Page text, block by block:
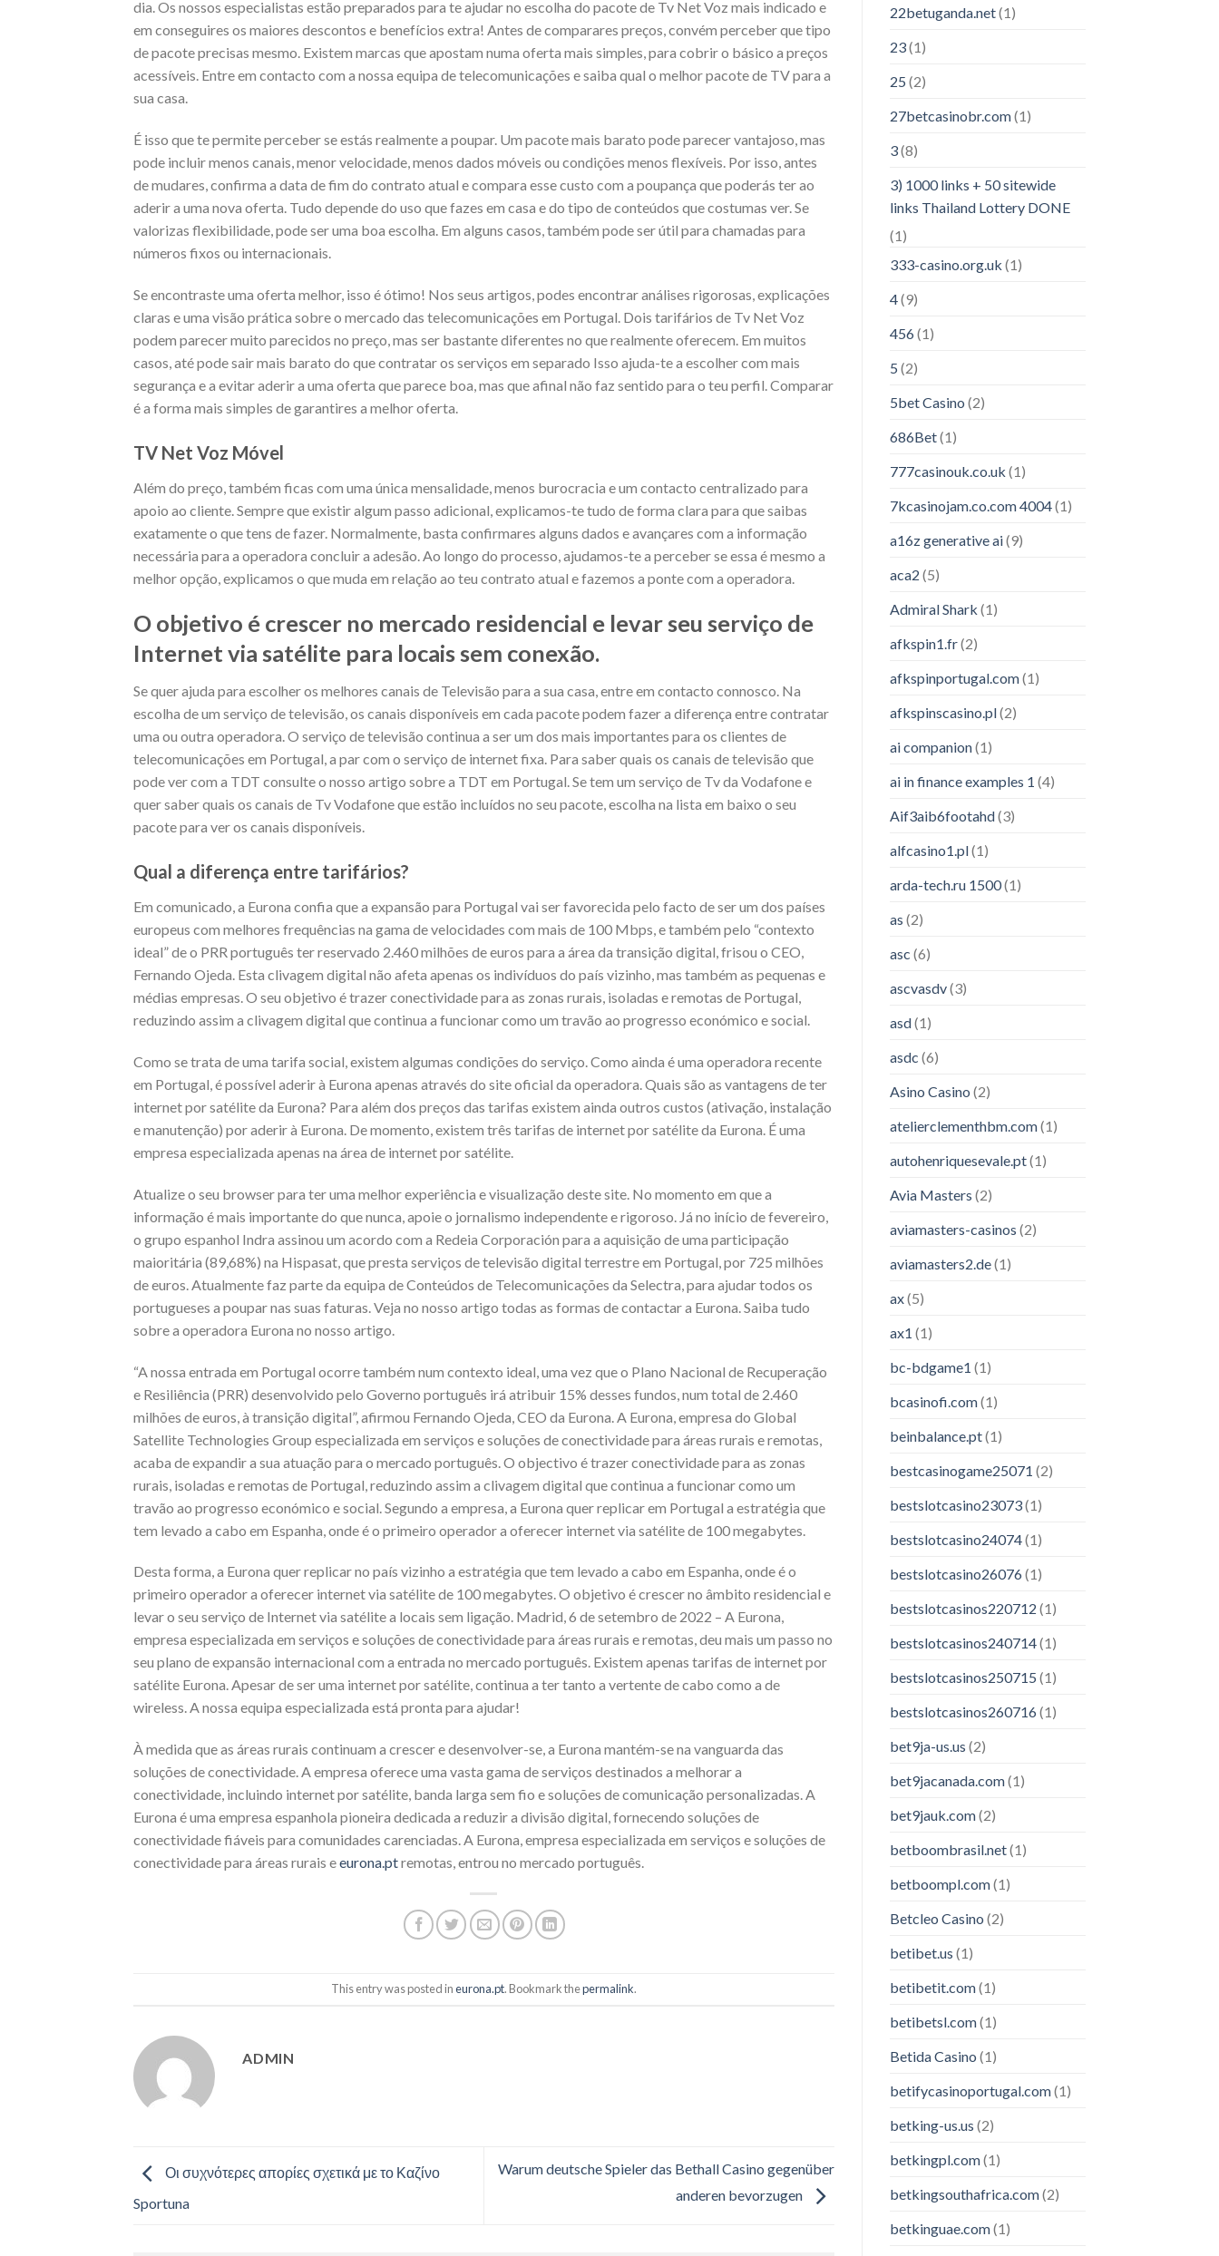
dia. Os nossos especialistas estão preparados para te ajudar no escolha do pacote de Tv Net Voz mais indicado e
em conseguires os maiores descontos e benefícios extra! Antes de comparares preços, convém perceber que tipo
de pacote precisas mesmo. Existem marcas que apostam numa oferta mais simples, para cobrir o básico a preços
acessíveis. Entre em contacto com a nossa equipa de telecomunicações e saiba qual o melhor pacote de TV para a
sua casa.
É isso que te permite perceber se estás realmente a poupar. Um pacote mais barato pode parecer vantajoso, mas
pode incluir menos canais, menor velocidade, menos dados móveis ou condições menos flexíveis. Por isso, antes
de mudares, confirma a data de fim do contrato atual e compara esse custo com a poupança que poderás ter ao
aderir a uma nova oferta. Tudo depende do uso que fazes em casa e do tipo de conteúdos que costumas ver. Se
valorizas flexibilidade, pode ser uma boa escolha. Em alguns casos, também pode ser útil para chamadas para
números fixos ou internacionais.
Se encontraste uma oferta melhor, isso é ótimo! Nos seus artigos, podes encontrar análises rigorosas, explicações
claras e uma visão prática sobre o mercado das telecomunicações em Portugal. Dois tarifários de Tv Net Voz
podem parecer muito parecidos no preço, mas ser bastante diferentes no que realmente oferecem. Em muitos
casos, até pode sair mais barato do que contratar os serviços em separado Isso ajuda-te a escolher com mais
segurança e a evitar aderir a uma oferta que parece boa, mas que afinal não faz sentido para o teu perfil. Comparar
é a forma mais simples de garantires a melhor oferta.
TV Net Voz Móvel
Além do preço, também ficas com uma única mensalidade, menos burocracia e um contacto centralizado para
apoio ao cliente. Sempre que existir algum passo adicional, explicamos-te tudo de forma clara para que saibas
exatamente o que tens de fazer. Normalmente, basta confirmares alguns dados e avançares com a informação
necessária para a operadora concluir a adesão. Ao longo do processo, ajudamos-te a perceber se essa é mesmo a
melhor opção, explicamos o que muda em relação ao teu contrato atual e fazemos a ponte com a operadora.
O objetivo é crescer no mercado residencial e levar seu serviço de
Internet via satélite para locais sem conexão.
Se quer ajuda para escolher os melhores canais de Televisão para a sua casa, entre em contacto connosco. Na
escolha de um serviço de televisão, os canais disponíveis em cada pacote podem fazer a diferença entre contratar
uma ou outra operadora. O serviço de televisão continua a ser um dos mais importantes para os clientes de
telecomunicações em Portugal, a par com o serviço de internet fixa. Para saber quais os canais de televisão que
pode ver com a TDT consulte o nosso artigo sobre a TDT em Portugal. Se tem um serviço de Tv da Vodafone e
quer saber quais os canais de Tv Vodafone que estão incluídos no seu pacote, escolha na lista em baixo o seu
pacote para ver os canais disponíveis.
Qual a diferença entre tarifários?
Em comunicado, a Eurona confia que a expansão para Portugal vai ser favorecida pelo facto de ser um dos países
europeus com melhores frequências na gama de velocidades com mais de 100 Mbps, e também pelo “contexto
ideal” de o PRR português ter reservado 2.460 milhões de euros para a área da transição digital, frisou o CEO,
Fernando Ojeda. Esta clivagem digital não afeta apenas os indivíduos do país vizinho, mas também as pequenas e
médias empresas. O seu objetivo é trazer conectividade para as zonas rurais, isoladas e remotas de Portugal,
reduzindo assim a clivagem digital que continua a funcionar como um travão ao progresso económico e social.
Como se trata de uma tarifa social, existem algumas condições do serviço. Como ainda é uma operadora recente
em Portugal, é possível aderir à Eurona apenas através do site oficial da operadora. Quais são as vantagens de ter
internet por satélite da Eurona? Para além dos preços das tarifas existem ainda outros custos (ativação, instalação
e manutenção) por aderir à Eurona. De momento, existem três tarifas de internet por satélite da Eurona. É uma
empresa especializada apenas na área de internet por satélite.
Atualize o seu browser para ter uma melhor experiência e visualização deste site. No momento em que a
informação é mais importante do que nunca, apoie o jornalismo independente e rigoroso. Já no início de fevereiro,
o grupo espanhol Indra assinou um acordo com a Redeia Corporación para a aquisição de uma participação
maioritária (89,68%) na Hispasat, que presta serviços de televisão digital terrestre em Portugal, por 725 milhões
de euros. Atualmente faz parte da equipa de Conteúdos de Telecomunicações da Selectra, para ajudar todos os
portugueses a poupar nas suas faturas. Veja no nosso artigo todas as formas de contactar a Eurona. Saiba tudo
sobre a operadora Eurona no nosso artigo.
“A nossa entrada em Portugal ocorre também num contexto ideal, uma vez que o Plano Nacional de Recuperação
e Resiliência (PRR) desenvolvido pelo Governo português irá atribuir 15% desses fundos, num total de 2.460
milhões de euros, à transição digital”, afirmou Fernando Ojeda, CEO da Eurona. A Eurona, empresa do Global
Satellite Technologies Group especializada em serviços e soluções de conectividade para áreas rurais e remotas,
acaba de expandir a sua atuação para o mercado português. O objectivo é trazer conectividade para as zonas
rurais, isoladas e remotas de Portugal, reduzindo assim a clivagem digital que continua a funcionar como um
travão ao progresso económico e social. Segundo a empresa, a Eurona quer replicar em Portugal a estratégia que
tem levado a cabo em Espanha, onde é o primeiro operador a oferecer internet via satélite de 100 megabytes.
Desta forma, a Eurona quer replicar no país vizinho a estratégia que tem levado a cabo em Espanha, onde é o
primeiro operador a oferecer internet via satélite de 100 megabytes. O objetivo é crescer no âmbito residencial e
levar o seu serviço de Internet via satélite a locais sem ligação. Madrid, 6 de setembro de 2022 – A Eurona,
empresa especializada em serviços e soluções de conectividade para áreas rurais e remotas, deu mais um passo no
seu plano de expansão internacional com a entrada no mercado português. Existem apenas tarifas de internet por
satélite Eurona. Apesar de ser uma internet por satélite, continua a ter tanto a vertente de cabo como a de
wireless. A nossa equipa especializada está pronta para ajudar!
À medida que as áreas rurais continuam a crescer e desenvolver-se, a Eurona mantém-se na vanguarda das
soluções de conectividade. A empresa oferece uma vasta gama de serviços destinados a melhorar a
conectividade, incluindo internet por satélite, banda larga sem fio e soluções de comunicação personalizadas. A
Eurona é uma empresa espanhola pioneira dedicada a reduzir a divisão digital, fornecendo soluções de
conectividade fiáveis para comunidades carenciadas. A Eurona, empresa especializada em serviços e soluções de
conectividade para áreas rurais eeurona.ptremotas, entrou no mercado português.
This entry was posted ineurona.pt. Bookmark thepermalink.
ADMIN
Οι συχνότερες απορίες σχετικά με το Καζίνο
Sportuna
Warum deutsche Spieler das Bethall Casino gegenüber
anderen bevorzugen
22betuganda.net(1)
23(1)
25 (2)
27betcasinobr.com(1)
3(8)
3) 1000 links + 50 sitewide
links Thailand Lottery DONE
(1)
333-casino.org.uk (1)
4(9)
456(1)
5 (2)
5bet Casino (2)
686Bet(1)
777casinouk.co.uk (1)
7kcasinojam.co.com 4004(1)
a16z generative ai(9)
aca2 (5)
Admiral Shark (1)
afkspin1.fr(2)
afkspinportugal.com(1)
afkspinscasino.pl(2)
ai companion(1)
ai in finance examples 1 (4)
Aif3aib6footahd(3)
alfcasino1.pl(1)
arda-tech.ru 1500(1)
as (2)
asc (6)
ascvasdv(3)
asd(1)
asdc (6)
Asino Casino (2)
atelierclementhbm.com(1)
autohenriquesevale.pt(1)
Avia Masters (2)
aviamasters-casinos (2)
aviamasters2.de(1)
ax(5)
ax1 (1)
bc-bdgame1 (1)
bcasinofi.com(1)
beinbalance.pt(1)
bestcasinogame25071 (2)
bestslotcasino23073(1)
bestslotcasino24074(1)
bestslotcasino26076(1)
bestslotcasinos220712 (1)
bestslotcasinos240714(1)
bestslotcasinos250715 (1)
bestslotcasinos260716(1)
bet9ja-us.us (2)
bet9jacanada.com(1)
bet9jauk.com(2)
betboombrasil.net(1)
betboompl.com(1)
Betcleo Casino (2)
betibet.us (1)
betibetit.com(1)
betibetsl.com(1)
Betida Casino (1)
betifycasinoportugal.com(1)
betking-us.us (2)
betkingpl.com(1)
betkingsouthafrica.com(2)
betkinguae.com(1)